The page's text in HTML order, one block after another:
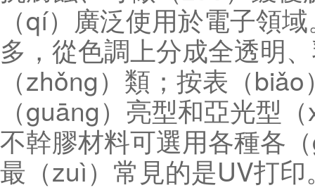
（qí）廣泛使用於電子領
多，從色調上分成全透明
（zhǒng）類；按表（
（guāng）亮型和亞光型
不幹膠材料可選用各種各
最（zuì）常見的是UV打印